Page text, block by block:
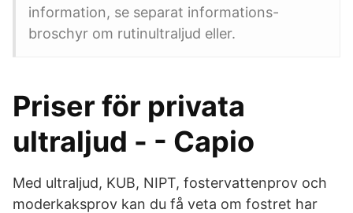
information, se separat informations-
broschyr om rutinultraljud eller.
Priser för privata
ultraljud - - Capio
Med ultraljud, KUB, NIPT, fostervattenprov och
moderkaksprov kan du få veta om fostret har